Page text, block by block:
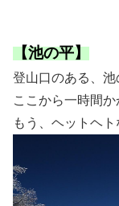
【池の平】
登山口のある、
ここから一時間
もう、ヘットヘト